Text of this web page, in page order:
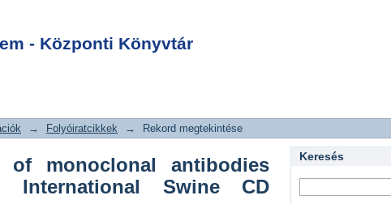
- Központi Könyvtár
of
to
CD
→ Folyóiratcikkek → Rekord megtekintése
of monoclonal antibodies
Swine CD
Keresés